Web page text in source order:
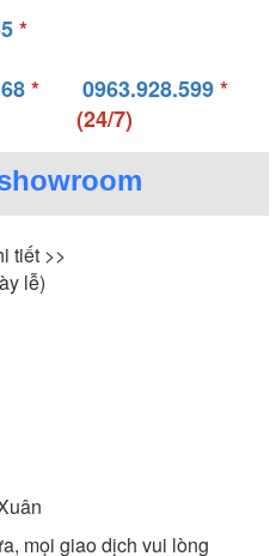
*
*
0963.928.599*
(24/7)
tiết >>
lễ)